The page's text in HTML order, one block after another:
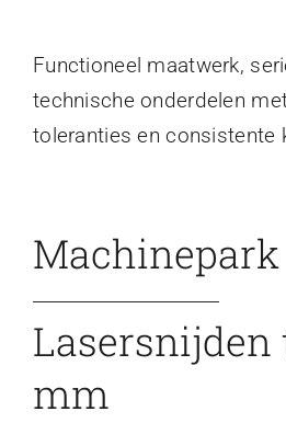
Functioneel maatwerk,
technische onderdelen
toleranties en consistente
Machinepark
Lasersnijden
mm